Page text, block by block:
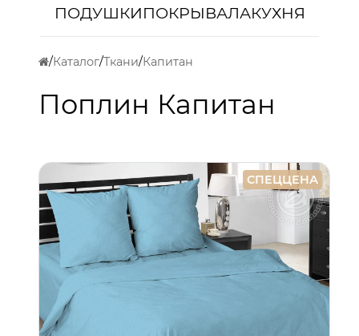
ПОДУШКИПОКРЫВАЛАКУХНЯ
Каталог Ткани Капитан
Поплин Капитан
СПЕЦЦЕНА